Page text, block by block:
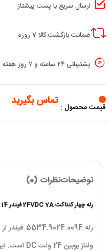
ارسال سریع با پست پیشتاز
ضمانت بازگشت کالا 7 روزه
پشتیبانی ۲۴ ساعته و ۷ روز هفته
قیمت محصول : تماس بگیرید
توضیحاتنظرات (0)
رله چهار کنتاکت 24VDC 7A فیندر 14 پایه